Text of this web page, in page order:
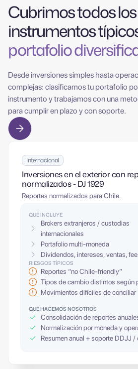
Cubrimos todos los
instrumentos
portafolio
Desde inversiones simples hasta
complejas: clasificamos tu portafolio
instrumento y trabajamos con una
para cumplir en plazo y con soporte.
Internacional
Inversiones en el exterior con
normalizados - DJ 1929
Reportes normalizados para Chile.
QUÉ INCLUYE
Brokers extranjeros / custodias
internacionales
Portafolio multi-moneda
Dividendos, intereses, ventas,
RIESGOS TÍPICOS
Reportes “no Chile-friendly”
Tipos de cambio distintos según
Movimientos difíciles de conciliar
QUÉ HACEMOS NOSOTROS
Consolidación de reportes
Normalización por moneda y
Resumen anual + soporte DDJJ /